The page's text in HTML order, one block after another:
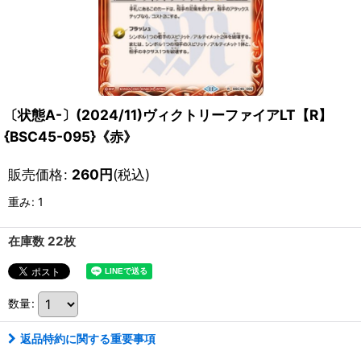
〔状態A-〕(2024/11)ヴィクトリーファイアLT【R】
{BSC45-095}《赤》
販売価格: 260円(税込)
重み: 1
在庫数 22枚
数量:
返品特約に関する重要事項